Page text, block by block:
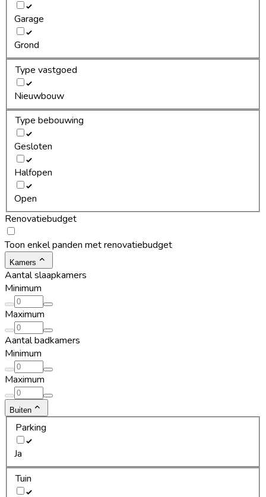
Garage
Grond
Type vastgoed
Nieuwbouw
Type bebouwing
Gesloten
Halfopen
Open
Renovatiebudget
Toon enkel panden met renovatiebudget
Kamers
Aantal slaapkamers
Minimum
Maximum
Aantal badkamers
Minimum
Maximum
Buiten
Parking
Ja
Tuin